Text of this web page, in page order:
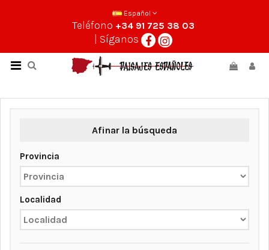
Español
Teléfono +34 91 725 38 03
| Síganos
Afinar la búsqueda
Provincia
Localidad